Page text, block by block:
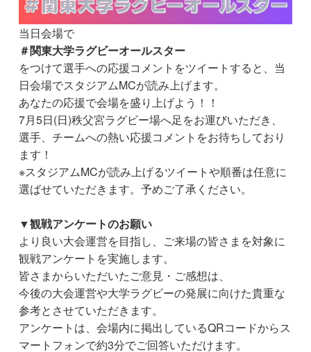
当日会場で
＃関東大学ラグビーオールスター
をつけて選手への応援コメントをツイートすると、当
日会場でスタジアムMCが読み上げます。
あなたの応援で会場を盛り上げよう！！
7月5日(日)秩父宮ラグビー場へ足をお運びいただき、
選手、チームへの熱い応援コメントをお待ちしており
ます！
※スタジアムMCが読み上げるツイートや順番は任意に
選ばせていただきます。予めご了承ください。
▼観戦アンケートのお願い
より良い大会運営を目指し、ご来場の皆さまを対象に
観戦アンケートを実施します。
皆さまからいただいたご意見・ご感想は、
今後の大会運営や大学ラグビーの発展に向けた貴重な
参考とさせていただきます。
アンケートは、会場内に掲出しているQRコードからス
マートフォンで約3分でご回答いただけます。